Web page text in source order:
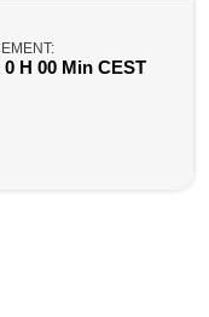
H 00 Min CEST